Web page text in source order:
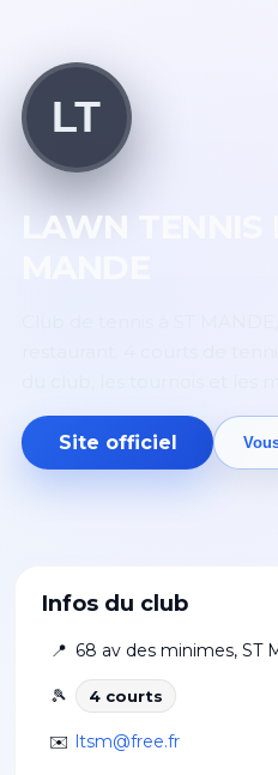
LT
LAWN TENNIS
Site officiel
Infos du club
📍 68 av des minimes, ST
🎾 4 courts
✉️ ltsm@free.fr